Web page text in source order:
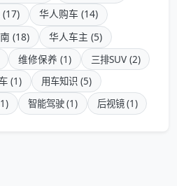
(17)
华人购车 (14)
(18)
华人车主 (5)
维修保养 (1)
三排SUV (2)
(1)
用车知识 (5)
智能驾驶 (1) 后视镜 (1)